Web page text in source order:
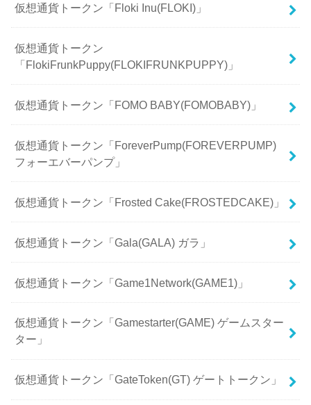
仮想通貨トークン「Floki Inu(FLOKI)」
仮想通貨トークン
「FlokiFrunkPuppy(FLOKIFRUNKPUPPY)」
仮想通貨トークン「FOMO BABY(FOMOBABY)」
仮想通貨トークン「ForeverPump(FOREVERPUMP)
フォーエバーパンプ」
仮想通貨トークン「Frosted Cake(FROSTEDCAKE)」
仮想通貨トークン「Gala(GALA) ガラ」
仮想通貨トークン「Game1Network(GAME1)」
仮想通貨トークン「Gamestarter(GAME) ゲームスター
ター」
仮想通貨トークン「GateToken(GT) ゲートトークン」